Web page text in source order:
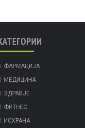
ФАРМАЦИЈА
МЕДИЦИНА
ЗДРАВЈЕ
ФИТНЕС
ИСХРАНА